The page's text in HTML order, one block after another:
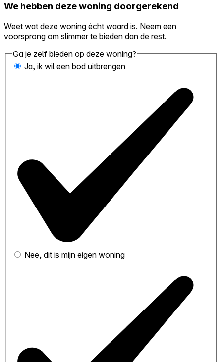
We hebben deze woning doorgerekend
Weet wat deze woning écht waard is. Neem een
voorsprong om slimmer te bieden dan de rest.
Ga je zelf bieden op deze woning?
Ja, ik wil een bod uitbrengen
Nee, dit is mijn eigen woning